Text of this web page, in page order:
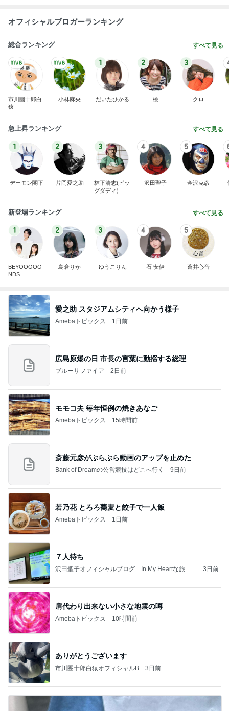
オフィシャルブロガーランキング
総合ランキング すべて見る
市川團十郎白
猿
小林麻央
1
だいたひかる
2
桃
3
クロ
急上昇ランキング すべて見る
1
デーモン閣下
2
片岡愛之助
3
林下清志(ビッ
グダディ)
4
沢田聖子
5
金沢克彦
新登場ランキング すべて見る
1
BEYOOOOO
NDS
2
島倉りか
3
ゆうこりん
4
石 安伊
5
蒼井心音
愛之助 スタジアムシティへ向かう様子
Amebaトピックス 1日前
広島原爆の日 市長の言葉に動揺する総理
ブルーサファイア 2日前
モモコ夫 毎年恒例の焼きあなご
Amebaトピックス 15時間前
斎藤元彦がぶらぶら動画のアップを止めた
Bank of Dreamの公営競技はどこへ行く 9日前
若乃花 とろろ蕎麦と餃子で一人飯
Amebaトピックス 1日前
７人待ち
沢田聖子オフィシャルブログ「In My Heartな旅日
3日前
肩代わり出来ない小さな地震の噂
Amebaトピックス 10時間前
ありがとうございます
市川團十郎白猿オフィシャルB 3日前